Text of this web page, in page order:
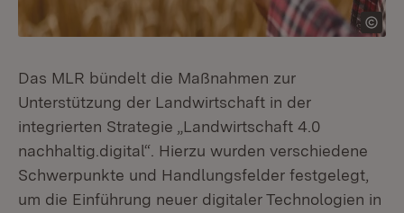
Das MLR bündelt die Maßnahmen zur
Unterstützung der Landwirtschaft in der
integrierten Strategie „Landwirtschaft 4.0
nachhaltig.digital“. Hierzu wurden verschiedene
Schwerpunkte und Handlungsfelder festgelegt,
um die Einführung neuer digitaler Technologien in